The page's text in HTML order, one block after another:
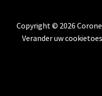
Copyright © 2026
Verander uw